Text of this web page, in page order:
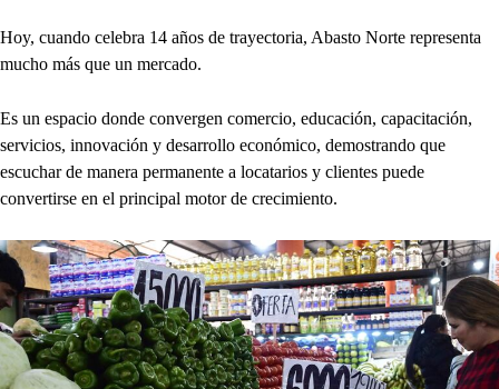
Hoy, cuando celebra 14 años de trayectoria, Abasto Norte representa
mucho más que un mercado.
Es un espacio donde convergen comercio, educación, capacitación,
servicios, innovación y desarrollo económico, demostrando que
escuchar de manera permanente a locatarios y clientes puede
convertirse en el principal motor de crecimiento.